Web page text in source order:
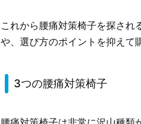
これから腰痛対策椅子を探され
や、選び方のポイントを抑えて
3つの腰痛対策椅子